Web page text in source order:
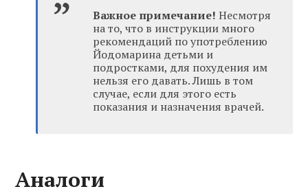
Важное примечание! Несмотря
на то, что в инструкции много
рекомендаций по употреблению
Йодомарина детьми и
подростками, для похудения им
нельзя его давать. Лишь в том
случае, если для этого есть
показания и назначения врачей.
Аналоги